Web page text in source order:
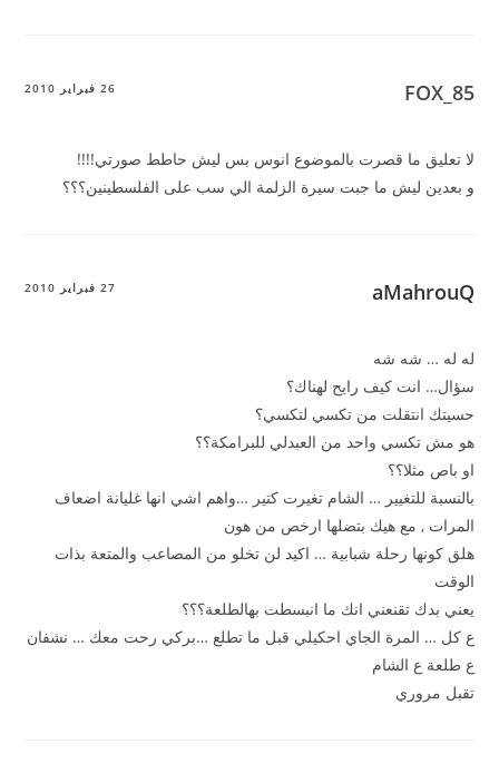
FOX_85 26 فبراير 2010
لا تعليق ما قصرت بالموضوع انوس بس ليش حاطط صورتي!!!!
و بعدين ليش ما جبت سيرة الزلمة الي سب على الفلسطينين؟؟؟
aMahrouQ 27 فبراير 2010
له له … شه شه
سؤال… انت كيف رايح لهناك؟
حسيتك انتقلت من تكسي لتكسي؟
هو مش تكسي واحد من العبدلي للبرامكة؟؟
او باص مثلا؟؟
بالنسبة للتغيير … الشام تغيرت كتير …واهم اشي انها غليانة اضعاف
المرات , مع هيك بتضلها ارخص من هون
هلق كونها رحلة شبابية … اكيد لن تخلو من المصاعب والمتعة بذات
الوقت
يعني بدك تقنعني انك ما انبسطت بهالطلعة؟؟؟
ع كل … المرة الجاي احكيلي قبل ما تطلع …بركي رحت معك … نشفان
ع طلعة ع الشام
تقبل مروري